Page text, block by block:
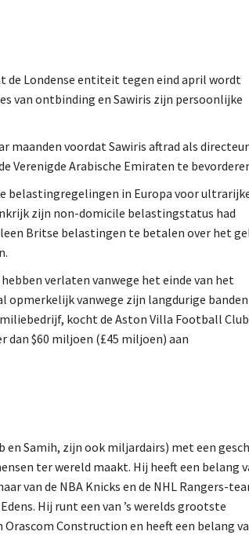
de Londense entiteit tegen eind april wordt
van ontbinding en Sawiris zijn persoonlijke
maanden voordat Sawiris aftrad als
Arabische Emiraten te
belastingregelingen in Europa voor
zijn non-domicile belastingstatus had
Britse belastingen te betalen over het
verlaten vanwege het einde van het
opmerkelijk vanwege zijn langdurige
kocht de Aston Villa Football
dan $60 miljoen (£45 miljoen) aan
Samih, zijn ook miljardairs) met een
ter wereld maakt. Hij heeft een belang
van de NBA Knicks en de NHL Rangers-
Hij runt een van ’s werelds grootste
Construction en heeft een belang